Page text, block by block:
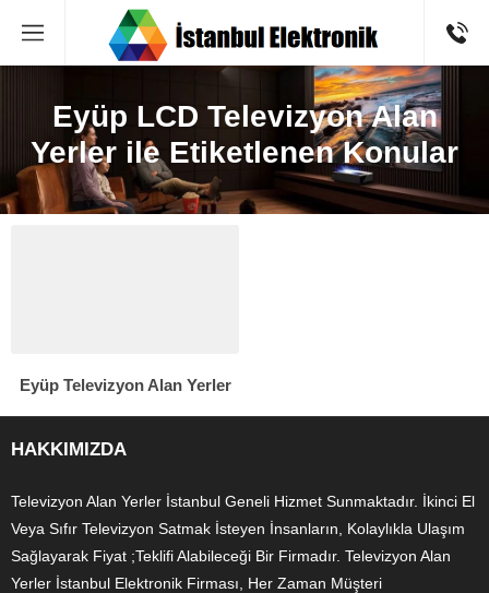
Eyüp LCD Televizyon Alan
Yerler ile Etiketlenen Konular
Eyüp Televizyon Alan Yerler
HAKKIMIZDA
Televizyon Alan Yerler İstanbul Geneli Hizmet Sunmaktadır. İkinci El
Veya Sıfır Televizyon Satmak İsteyen İnsanların, Kolaylıkla Ulaşım
Sağlayarak Fiyat ;Teklifi Alabileceği Bir Firmadır. Televizyon Alan
Yerler İstanbul Elektronik Firması, Her Zaman Müşteri